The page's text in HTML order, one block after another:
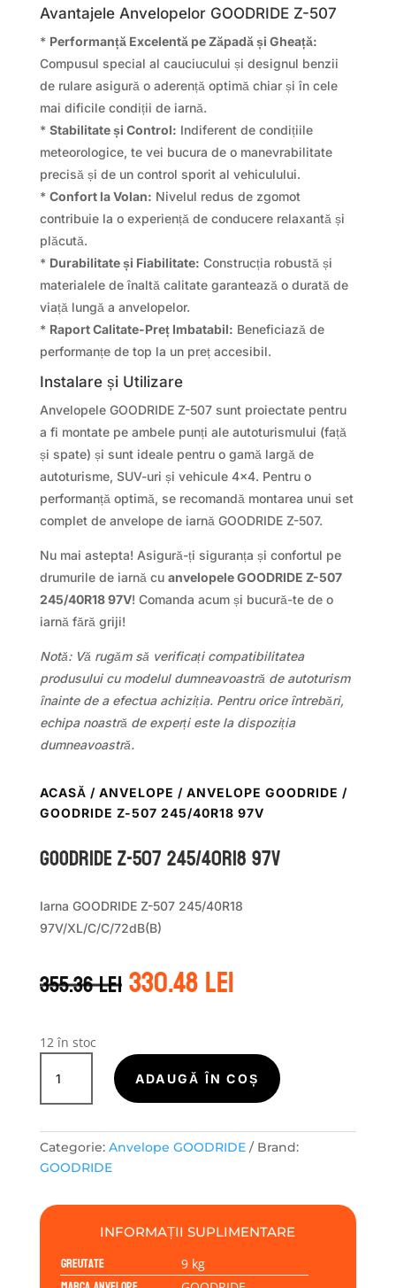
Avantajele Anvelopelor GOODRIDE Z-507
* Performanță Excelentă pe Zăpadă și Gheață:
Compusul special al cauciucului și designul benzii
de rulare asigură o aderență optimă chiar și în cele
mai dificile condiții de iarnă.
* Stabilitate și Control: Indiferent de condițiile
meteorologice, te vei bucura de o manevrabilitate
precisă și de un control sporit al vehiculului.
* Confort la Volan: Nivelul redus de zgomot
contribuie la o experiență de conducere relaxantă și
plăcută.
* Durabilitate și Fiabilitate: Construcția robustă și
materialele de înaltă calitate garantează o durată de
viață lungă a anvelopelor.
* Raport Calitate-Preț Imbatabil: Beneficiază de
performanțe de top la un preț accesibil.
Instalare și Utilizare
Anvelopele GOODRIDE Z-507 sunt proiectate pentru
a fi montate pe ambele punți ale autoturismului (față
și spate) și sunt ideale pentru o gamă largă de
autoturisme, SUV-uri și vehicule 4×4. Pentru o
performanță optimă, se recomandă montarea unui set
complet de anvelope de iarnă GOODRIDE Z-507.
Nu mai astepta! Asigură-ți siguranța și confortul pe
drumurile de iarnă cu anvelopele GOODRIDE Z-507
245/40R18 97V! Comanda acum și bucură-te de o
iarnă fără griji!
Notă: Vă rugăm să verificați compatibilitatea
produsului cu modelul dumneavoastră de autoturism
înainte de a efectua achiziția. Pentru orice întrebări,
echipa noastră de experți este la dispoziția
dumneavoastră.
ACASĂ / ANVELOPE / ANVELOPE GOODRIDE /
GOODRIDE Z-507 245/40R18 97V
GOODRIDE Z-507 245/40R18 97V
Iarna GOODRIDE Z-507 245/40R18
97V/XL/C/C/72dB(B)
355.36leiPrețul
inițial
355.36 lei.
330.48leiPrețul
curent
12 în stoc
Cantitate
GOODRIDE
Z-
245/40R18
97V
ADAUGĂ ÎN COȘ
Categorie: Anvelope GOODRIDE
Brand:
GOODRIDE
INFORMAȚII SUPLIMENTARE
Greutate 9 kg